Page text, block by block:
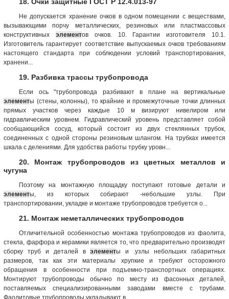
Не допускается хранение очков в одном помещении с веществами,
вызывающими порчу металлических, резиновых или пластмассовых
конструктивных элементов очков. 10. Гарантии изготовителя 10.1.
Изготовитель гарантирует соответствие выпускаемых очков требованиям
настоящего стандарта при соблюдении условий транспортирования,
хранени...
19. Разбивка трассы трубопровода
Если ось "трубопровода разбивают в плане на вертикальные
элементы (стены, колонны), то крайние и промежуточные точки длинных
прямых участков через каждые 10 м визируют нивелиром или
гидравлическим уровнем. Гидравлический уровень представляет собой
сообщающийся сосуд, который состоит из двух стеклянных трубок,
соединенных с одной стороны резиновым шлангом. На трубках имеется
шкала с делениями. Для удобства работы трубку уровн...
20. Монтаж трубопроводов из цветных металлов и
чугуна
Поэтому на монтажную площадку поступают готовые детали и
элементы, из которых собирают -небольшие узлы. При
транспортировании, укладке и монтаже трубопроводов требуется о...
21. Монтаж неметаллических трубопроводов
Отличительной особенностью монтажа трубопроводов из фаолита,
стекла, фарфора и керамики является то, что предварительно производят
сборку труб и деталей вэлементы и .узлы небольших габаритных
размеров, так как эти материалы хрупкие и требуют осторожного
обращения в особенности при подъемно-транспортных операциях.
Монтируют трубопроводы обычно по месту из фасонных деталей,
поставляемых специализированными заводами вместе с трубами.
Фаолитовые трубопроводы укладывают в ...